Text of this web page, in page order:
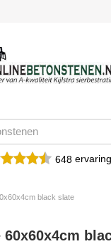
648
black slate
60x60x4cm